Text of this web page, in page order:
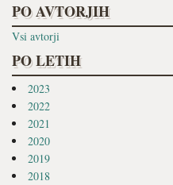
PO AVTORJIH
Vsi avtorji
PO LETIH
2023
2022
2021
2020
2019
2018